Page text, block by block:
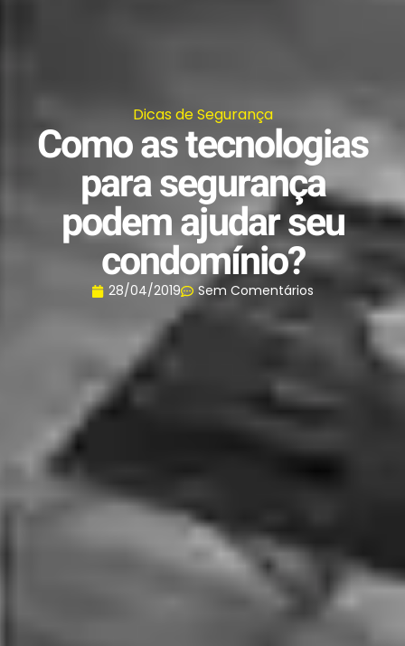
Dicas de Segurança
Como as tecnologias
para segurança
podem ajudar seu
condomínio?
28/04/2019 Sem Comentários